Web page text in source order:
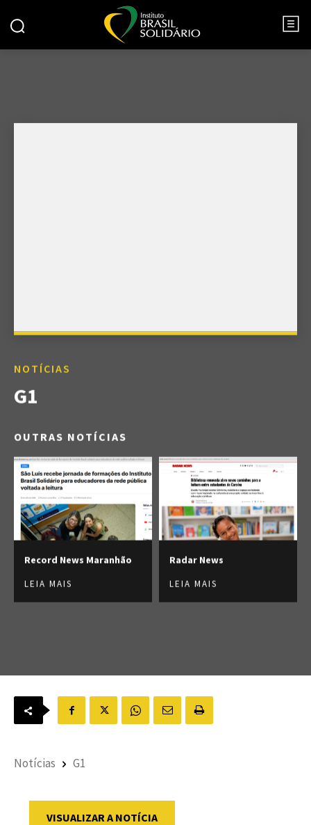
NOTÍCIAS
G1
OUTRAS NOTÍCIAS
Record News Maranhão
LEIA MAIS
Radar News
LEIA MAIS
Notícias G1
VISUALIZAR A NOTÍCIA